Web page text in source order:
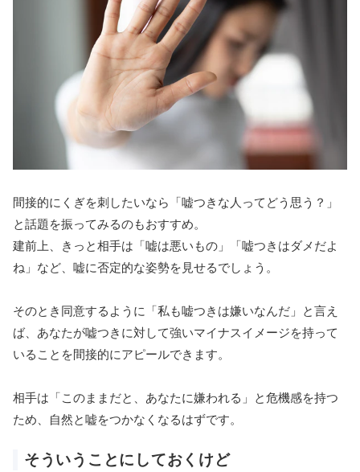
間接的にくぎを刺したいなら「嘘つきな人ってどう思う？」
と話題を振ってみるのもおすすめ。
建前上、きっと相手は「嘘は悪いもの」「嘘つきはダメだよ
ね」など、嘘に否定的な姿勢を見せるでしょう。
そのとき同意するように「私も嘘つきは嫌いなんだ」と言え
ば、あなたが嘘つきに対して強いマイナスイメージを持って
いることを間接的にアピールできます。
相手は「このままだと、あなたに嫌われる」と危機感を持つ
ため、自然と嘘をつかなくなるはずです。
そういうことにしておくけど